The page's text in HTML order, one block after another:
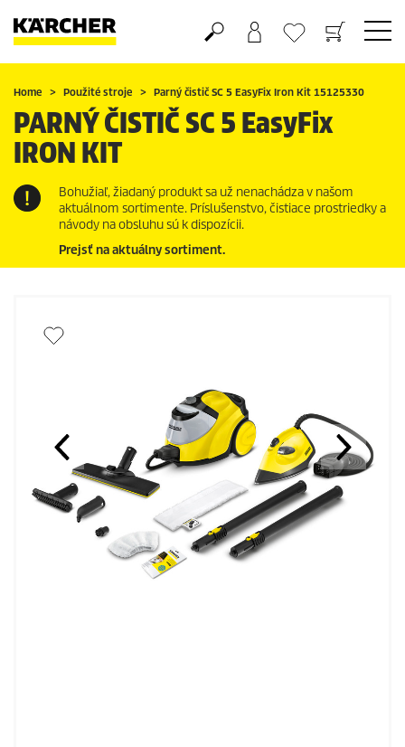
Nákupný košík
Obľúbené produkty
Home Použité stroje Parný čistič SC 5 EasyFix Iron Kit 15125330
PARNÝ ČISTIČ SC 5 EasyFix
IRON KIT
Bohužiaľ, žiadaný produkt sa už nenachádza v našom
aktuálnom sortimente. Príslušenstvo, čistiace prostriedky a
návody na obsluhu sú k dispozícii.
Prejsť na aktuálny sortiment.